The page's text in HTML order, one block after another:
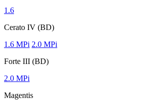
1.6
Cerato IV (BD)
1.6 MPi 2.0 MPi
Forte III (BD)
2.0 MPi
Magentis